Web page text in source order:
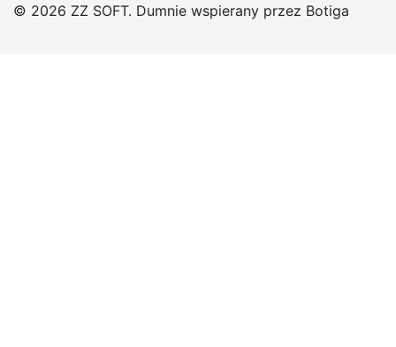
© 2026 ZZ SOFT. Dumnie wspierany przez Botiga